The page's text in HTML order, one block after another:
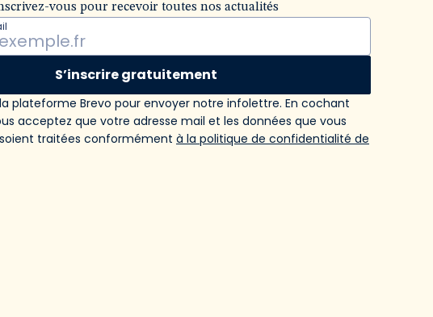
vous pour recevoir toutes nos actualités
S’inscrire gratuitement
plateforme Brevo pour envoyer notre infolettre. En cochant
acceptez que votre adresse mail et les données que vous
traitées conformément à la politique de confidentialité de